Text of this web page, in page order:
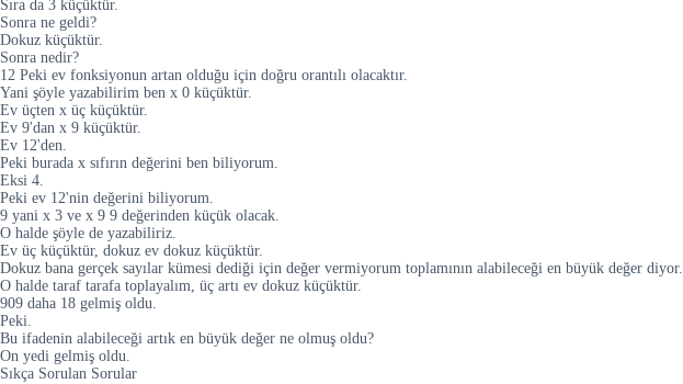
Sıra da 3 küçüktür.
Sonra ne geldi?
Dokuz küçüktür.
Sonra nedir?
12 Peki ev fonksiyonun artan olduğu için doğru orantılı olacaktır.
Yani şöyle yazabilirim ben x 0 küçüktür.
Ev üçten x üç küçüktür.
Ev 9'dan x 9 küçüktür.
Ev 12'den.
Peki burada x sıfırın değerini ben biliyorum.
Eksi 4.
Peki ev 12'nin değerini biliyorum.
9 yani x 3 ve x 9 9 değerinden küçük olacak.
O halde şöyle de yazabiliriz.
Ev üç küçüktür, dokuz ev dokuz küçüktür.
Dokuz bana gerçek sayılar kümesi dediği için değer vermiyorum toplamının alabileceği en büyük değer diyor.
O halde taraf tarafa toplayalım, üç artı ev dokuz küçüktür.
909 daha 18 gelmiş oldu.
Peki.
Bu ifadenin alabileceği artık en büyük değer ne olmuş oldu?
On yedi gelmiş oldu.
Sıkça Sorulan Sorular